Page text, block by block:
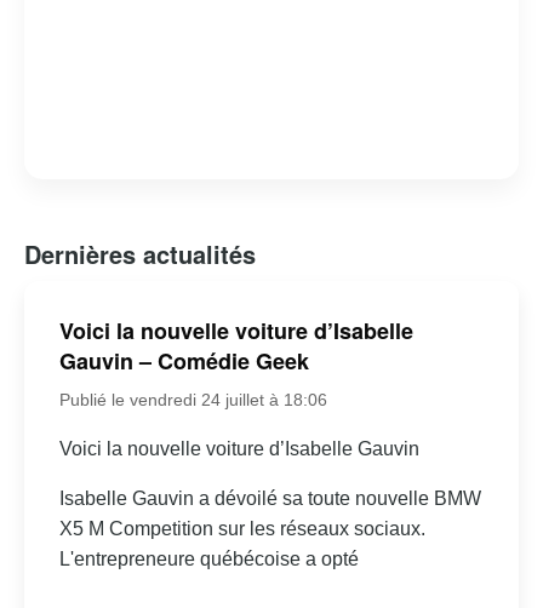
Dernières actualités
Voici la nouvelle voiture d’Isabelle
Gauvin – Comédie Geek
Publié le vendredi 24 juillet à 18:06
Voici la nouvelle voiture d’Isabelle Gauvin
Isabelle Gauvin a dévoilé sa toute nouvelle BMW
X5 M Competition sur les réseaux sociaux.
L'entrepreneure québécoise a opté